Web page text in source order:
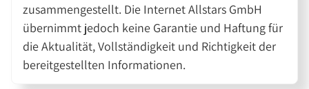
zusammengestellt. Die Internet Allstars GmbH
übernimmt jedoch keine Garantie und Haftung für
die Aktualität, Vollständigkeit und Richtigkeit der
bereitgestellten Informationen.